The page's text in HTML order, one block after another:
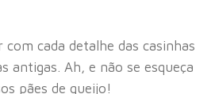
cada detalhe das casinhas
antigas. Ah, e não se esqueça
pães de queijo!